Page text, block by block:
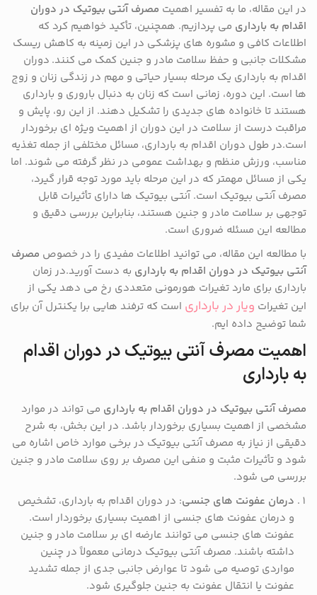
در این مقاله، ما به تفسیر اهمیت مصرف آنتی بیوتیک در دوران
اقدام به بارداری می پردازیم. همچنین، تأکید خواهیم کرد که
اطلاعات کافی و مشوره های پزشکی در این زمینه به کاهش ریسک
مشکلات جانبی و حفظ سلامت مادر و جنین کمک می کنند. دوران
اقدام به بارداری یک مرحله بسیار حیاتی و مهم در زندگی زنان و زوج
ها است. این دوره، زمانی است که زنان به دنبال باروری و بارداری
هستند تا خانواده های جدیدی را تشکیل دهند. از این رو، پایش و
مراقبت درست از سلامت در این دوران از اهمیت ویژه ای برخوردار
است.در طول دوران اقدام به بارداری، مسائل مختلفی از جمله تغذیه
مناسب، ورزش منظم و بهداشت عمومی در نظر گرفته می شوند. اما
یکی از مسائل مهمتر که در این مرحله باید مورد توجه قرار گیرد،
مصرف آنتی بیوتیک است. آنتی بیوتیک ها دارای تأثیرات قابل
توجهی بر سلامت مادر و جنین هستند، بنابراین بررسی دقیق و
مطالعه این مسئله ضروری است.
با مطالعه این مقاله، می توانید اطلاعات مفیدی را در خصوص مصرف
آنتی بیوتیک در دوران اقدام به بارداری به دست آورید.در زمان
بارداری برای مارد تغیرات هورمونی متعددی رخ می دهد یکی از
این تغیرات ویار در بارداری است که ترفند هایی برا یکنترل آن برای
شما توضیح داده ایم.
اهمیت مصرف آنتی بیوتیک در دوران اقدام
به بارداری
مصرف آنتی بیوتیک در دوران اقدام به بارداری می تواند در موارد
مشخصی از اهمیت بسیاری برخوردار باشد. در این بخش، به شرح
دقیقی از نیاز به مصرف آنتی بیوتیک در برخی موارد خاص اشاره می
شود و تأثیرات مثبت و منفی این مصرف بر روی سلامت مادر و جنین
بررسی می شود.
درمان عفونت های جنسی: در دوران اقدام به بارداری، تشخیص
و درمان عفونت های جنسی از اهمیت بسیاری برخوردار است.
عفونت های جنسی می توانند عارضه ای بر سلامت مادر و جنین
داشته باشند. مصرف آنتی بیوتیک درمانی معمولاً در چنین
مواردی توصیه می شود تا عوارض جانبی جدی از جمله تشدید
عفونت یا انتقال عفونت به جنین جلوگیری شود.